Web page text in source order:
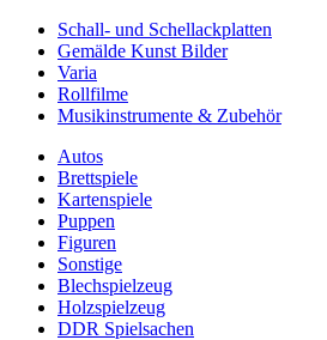
Schall- und Schellackplatten
Gemälde Kunst Bilder
Varia
Rollfilme
Musikinstrumente & Zubehör
Autos
Brettspiele
Kartenspiele
Puppen
Figuren
Sonstige
Blechspielzeug
Holzspielzeug
DDR Spielsachen